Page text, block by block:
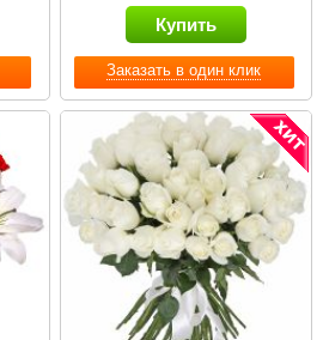
Заказать в один клик
Купить